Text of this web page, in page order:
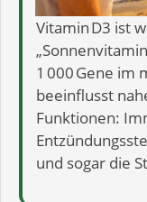
Vitamin D3 ist
1 000 Gene im
beeinflusst
Funktionen:
und sogar die